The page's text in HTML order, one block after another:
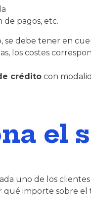
de pagos, etc.
debe tener en
los costes
crédito con
el
uno de los
importe sobre el